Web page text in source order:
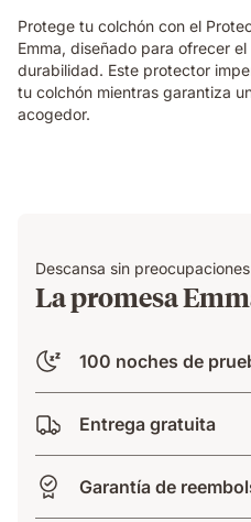
Protege tu colchón con el
Emma, diseñado para ofrecer
durabilidad. Este protector
tu colchón mientras garantiza
acogedor.
Descansa sin preocupaciones
La promesa
100 noches de
Entrega gratuita
Garantía de